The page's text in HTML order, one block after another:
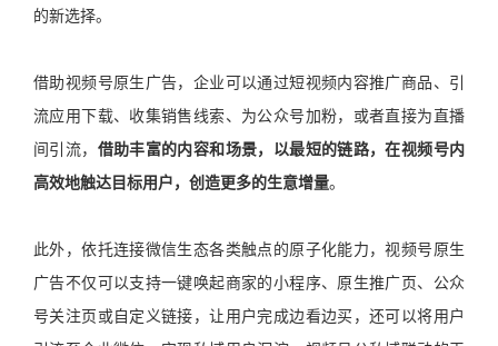
的新选择。
借助视频号原生广告，企业可以通过短视频内容推广商品、引
流应用下载、收集销售线索、为公众号加粉，或者直接为直播
间引流， 借助丰富的内容和场景，以最短的链路，在视频号内
高效地触达目标用户，创造更多的生意增量。
此外，依托连接微信生态各类触点的原子化能力，视频号原生
广告不仅可以支持一键唤起商家的小程序、原生推广页、公众
号关注页或自定义链接，让用户完成边看边买，还可以将用户